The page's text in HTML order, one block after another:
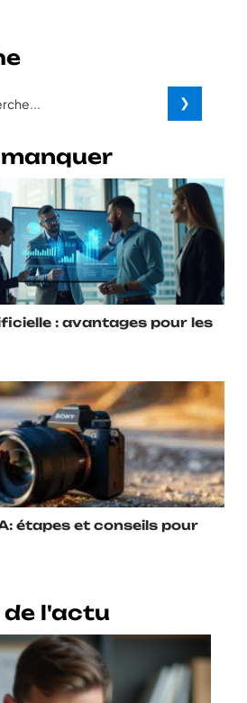
: avantages pour les
étapes et conseils pour
de l'actu